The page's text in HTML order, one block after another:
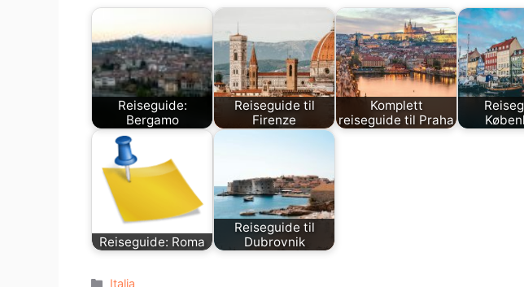
Reiseguide:
Bergamo
Reiseguide til
Firenze
Komplett
reiseguide til Praha
Reiseguide: Roma
Reiseguide til
Dubrovnik
Kategorier
Italia